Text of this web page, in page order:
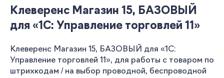
Клеверенс Магазин 15, БАЗОВЫЙ
для «1С: Управление торговлей 11»
Клеверенс Магазин 15, БАЗОВЫЙ для «1С:
Управление торговлей 11», для работы с товаром по
штрихкодам / на выбор проводной, беспроводной